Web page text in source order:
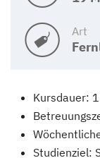
Art
Kursdauer:
Studienziel: